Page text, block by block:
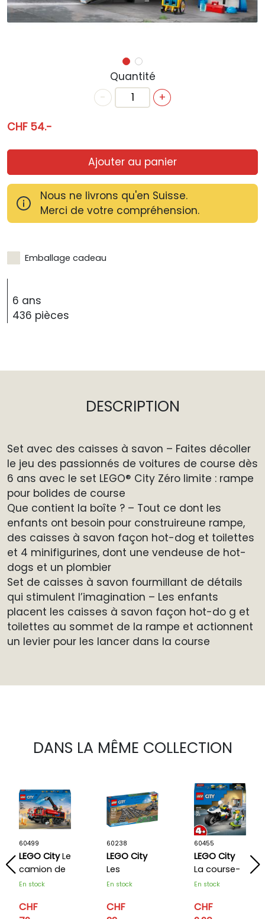
Quantité
-
+
CHF 54.-
Ajouter au panier
Nous ne livrons qu'en Suisse.
Merci de votre compréhension.
Emballage cadeau
6 ans
436 pièces
DESCRIPTION
Set avec des caisses à savon – Faites décoller
le jeu des passionnés de voitures de course dès
6 ans avec le set LEGO® City Zéro limite : rampe
pour bolides de course
Que contient la boîte ? – Tout ce dont les
enfants ont besoin pour construireune rampe,
des caisses à savon façon hot-dog et toilettes
et 4 minifigurines, dont une vendeuse de hot-
dogs et un plombier
Set de caisses à savon fourmillant de détails
qui stimulent l’imagination – Les enfants
placent les caisses à savon façon hot-do g et
toilettes au sommet de la rampe et actionnent
un levier pour les lancer dans la course
DANS LA MÊME COLLECTION
60499
LEGO CityLe
camion de
pompiers
l'aéroport
En stock
CHF
60238
LEGO City
Les
aiguillages
En stock
CHF
60455
LEGO City
La course-
poursuite
police
En stock
CHF